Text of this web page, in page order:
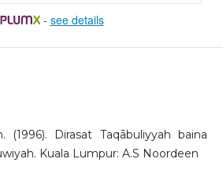
- see details
(1996). Dirasat Taqābuliyyah baina
Kuala Lumpur: A.S Noordeen